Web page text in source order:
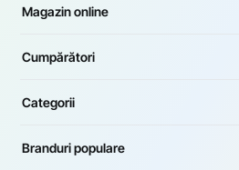
Magazin online
Cumpărători
Categorii
Branduri populare